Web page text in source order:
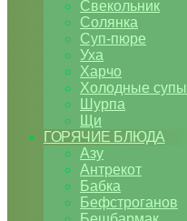
Свекольник
Солянка
Суп-пюре
Уха
Харчо
Холодные супы
Шурпа
Щи
ГОРЯЧИЕ БЛЮДА
Азу
Антрекот
Бабка
Бефстроганов